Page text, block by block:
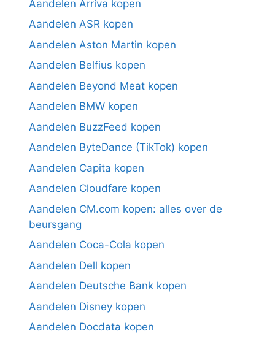
Aandelen Arriva kopen
Aandelen ASR kopen
Aandelen Aston Martin kopen
Aandelen Belfius kopen
Aandelen Beyond Meat kopen
Aandelen BMW kopen
Aandelen BuzzFeed kopen
Aandelen ByteDance (TikTok) kopen
Aandelen Capita kopen
Aandelen Cloudfare kopen
Aandelen CM.com kopen: alles over de
beursgang
Aandelen Coca-Cola kopen
Aandelen Dell kopen
Aandelen Deutsche Bank kopen
Aandelen Disney kopen
Aandelen Docdata kopen